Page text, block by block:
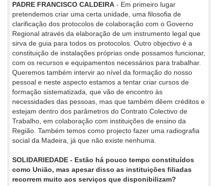
PADRE FRANCISCO CALDEIRA - Em primeiro lugar
pretendemos criar uma certa unidade, uma filosofia de
clarificação dos protocolos de colaboração com o Governo
Regional através da elaboração de um instrumento legal que
sirva de guia para todos os protocolos. Outro objectivo é a
constituição de instalações próprias onde possamos funcionar,
com os recursos e equipamentos necessários para trabalhar.
Queremos também intervir ao nível da formação do nosso
pessoal e neste aspecto estamos a tentar criar cursos de
formação sistematizada, que vão de encontro às
necessidades das pessoas, mas que também dêem créditos e
estejam dentro dos parâmetros do Contrato Colectivo de
Trabalho, em colaboração com instituições de ensino da
Região. Também temos como projecto fazer uma radiografia
social da Madeira, já que não existe nenhuma.
SOLIDARIEDADE - Estão há pouco tempo constituídos
como União, mas apesar disso as instituições filiadas
recorrem muito aos serviços que disponibilizam?